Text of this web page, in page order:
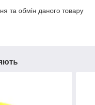
та обмін даного товару